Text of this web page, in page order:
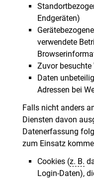
Endgeräten)
verwendete
Zuvor besuchte
Daten
Adressen bei
Falls nicht anders
Diensten davon
Datenerfassung
zum Einsatz
Cookies (z. B.
Login-Daten),